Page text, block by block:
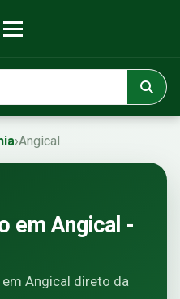
›Angical
em Angical -
Angical direto da